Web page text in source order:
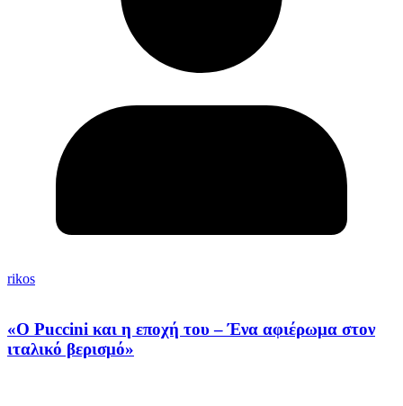
rikos
«Ο Puccini και η εποχή του – Ένα αφιέρωμα στον
ιταλικό βερισμό»